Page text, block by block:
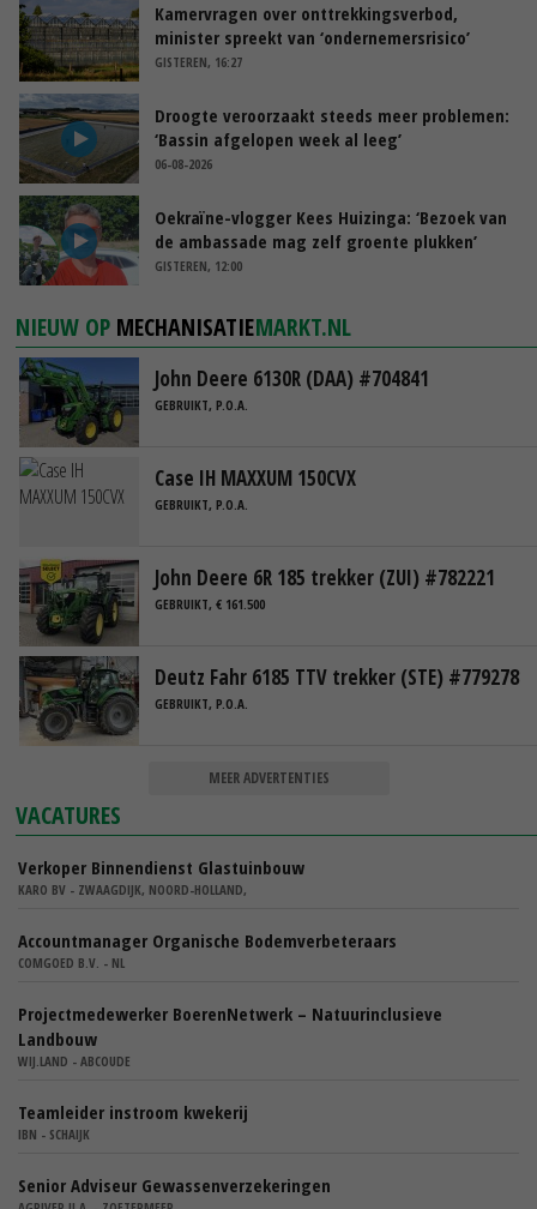
Kamervragen over onttrekkingsverbod,
minister spreekt van ‘ondernemersrisico’
GISTEREN, 16:27
Droogte veroorzaakt steeds meer problemen:
‘Bassin afgelopen week al leeg’
06-08-2026
Oekraïne-vlogger Kees Huizinga: ‘Bezoek van
de ambassade mag zelf groente plukken’
GISTEREN, 12:00
NIEUW OP MECHANISATIEMARKT.NL
John Deere 6130R (DAA) #704841
GEBRUIKT, P.O.A.
Case IH MAXXUM 150CVX
GEBRUIKT, P.O.A.
John Deere 6R 185 trekker (ZUI) #782221
GEBRUIKT, € 161.500
Deutz Fahr 6185 TTV trekker (STE) #779278
GEBRUIKT, P.O.A.
MEER ADVERTENTIES
VACATURES
Verkoper Binnendienst Glastuinbouw
KARO BV - ZWAAGDIJK, NOORD-HOLLAND,
Accountmanager Organische Bodemverbeteraars
COMGOED B.V. - NL
Projectmedewerker BoerenNetwerk – Natuurinclusieve
Landbouw
WIJ.LAND - ABCOUDE
Teamleider instroom kwekerij
IBN - SCHAIJK
Senior Adviseur Gewassenverzekeringen